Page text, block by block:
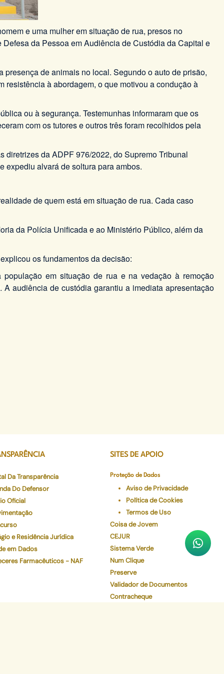
e uma mulher em situação de rua, presos no
da Pessoa em Audiência de Custódia da Capital e
de animais no local. Segundo o auto de prisão,
resistência à abordagem, o que motivou a condução à
ou à segurança. Testemunhas informaram que os
com os tutores e outros três foram recolhidos pela
diretrizes da ADPF 976/2022, do Supremo Tribunal
expediu alvará de soltura para ambos.
de quem está em situação de rua. Cada caso
da Polícia Unificada e ao Ministério Público, além da
os fundamentos da decisão:
em situação de rua e na vedação à remoção
audiência de custódia garantiu a imediata apresentação
Da Transparência
Do Defensor
Oficial
e Residência Jurídica
em Dados
Farmacêuticos - NAF
SITES DE APOIO
Proteção de Dados
Aviso de Privacidade
Política de Cookies
Termos de Uso
Coisa de Jovem
CEJUR
Sistema Verde
Num Clique
Preserve
Validador de Documentos
Contracheque